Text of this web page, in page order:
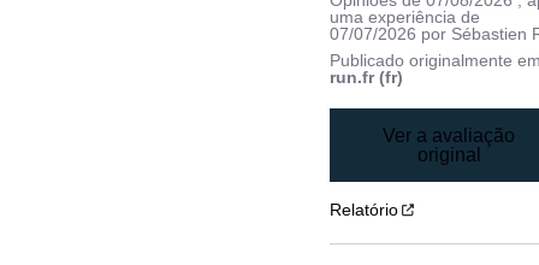
uma experiência de
07/07/2026 por Sébastien
Publicado originalmente
run.fr (fr)
Ver a avaliação
original
Relatório